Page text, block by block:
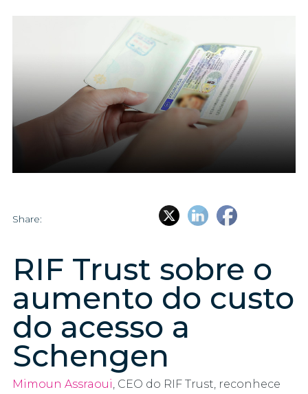
Share:
RIF Trust sobre o
aumento do custo
do acesso a
Schengen
Mimoun Assraoui, CEO do RIF Trust, reconhece